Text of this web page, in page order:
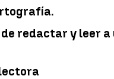
redactar y leer